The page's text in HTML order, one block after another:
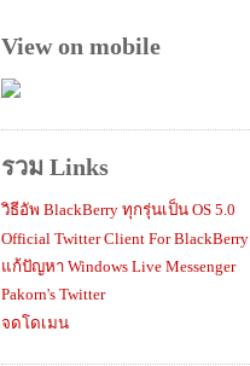
View on mobile
รวม Links
วิธีอัพ BlackBerry ทุกรุ่นเป็น OS 5.0
Official Twitter Client For BlackBerry
แก้ปัญหา Windows Live Messenger
Pakorn's Twitter
จดโดเมน